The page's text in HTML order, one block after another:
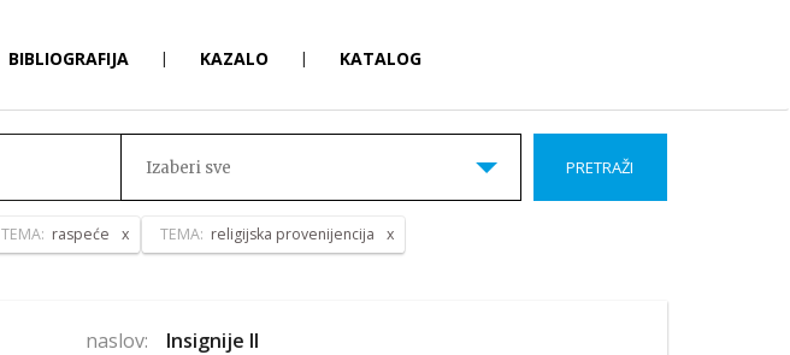
BIBLIOGRAFIJA | KAZALO | KATALOG
Izaberi sve PRETRAŽI
TEMA: raspeće TEMA: religijska provenijencija
naslov:
Insignije II